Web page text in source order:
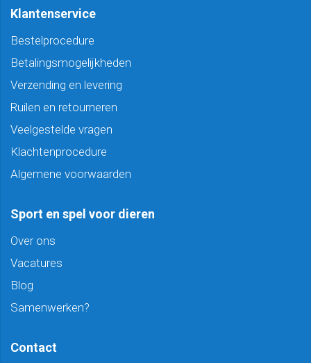
Klantenservice
Bestelprocedure
Betalingsmogelijkheden
Verzending en levering
Ruilen en retourneren
Veelgestelde vragen
Klachtenprocedure
Algemene voorwaarden
Sport en spel voor dieren
Over ons
Vacatures
Blog
Samenwerken?
Contact